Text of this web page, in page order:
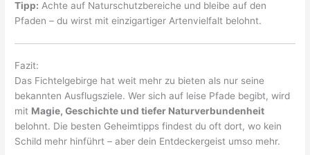
Tipp: Achte auf Naturschutzbereiche und bleibe auf den
Pfaden – du wirst mit einzigartiger Artenvielfalt belohnt.
Fazit:
Das Fichtelgebirge hat weit mehr zu bieten als nur seine
bekannten Ausflugsziele. Wer sich auf leise Pfade begibt, wird
mit Magie, Geschichte und tiefer Naturverbundenheit
belohnt. Die besten Geheimtipps findest du oft dort, wo kein
Schild mehr hinführt – aber dein Entdeckergeist umso mehr.